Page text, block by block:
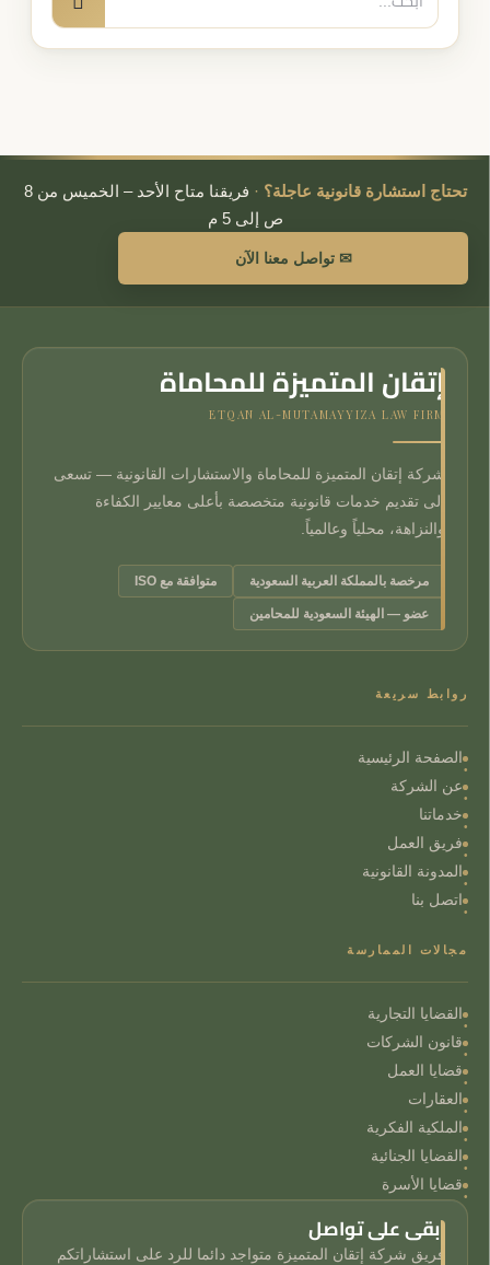
عن:
بحث
تحتاج استشارة قانونية عاجلة؟ ·
فريقنا متاح الأحد – الخميس من 8
ص إلى 5 م
✉ تواصل معنا الآن
إتقان المتميزة للمحاماة
ETQAN AL-MUTAMAYYIZA LAW FIRM
شركة إتقان المتميزة للمحاماة والاستشارات القانونية — تسعى
إلى تقديم خدمات قانونية متخصصة بأعلى معايير الكفاءة
والنزاهة، محلياً وعالمياً.
مرخصة بالمملكة العربية السعودية متوافقة مع ISO
عضو — الهيئة السعودية للمحامين
روابط سريعة
الصفحة الرئيسية
عن الشركة
خدماتنا
فريق العمل
المدونة القانونية
اتصل بنا
مجالات الممارسة
القضايا التجارية
قانون الشركات
قضايا العمل
العقارات
الملكية الفكرية
القضايا الجنائية
قضايا الأسرة
ابقى على تواصل
فريق شركة إتقان المتميزة متواجد دائما للرد على استشاراتكم